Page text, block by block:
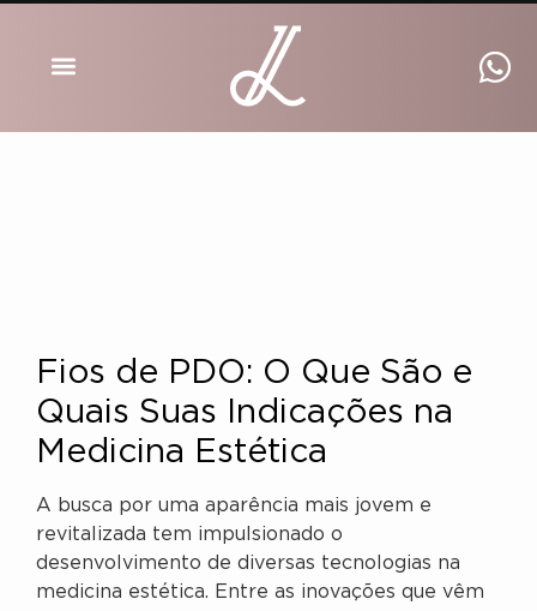
Fios de PDO: O Que São e
Quais Suas Indicações na
Medicina Estética
A busca por uma aparência mais jovem e
revitalizada tem impulsionado o
desenvolvimento de diversas tecnologias na
medicina estética. Entre as inovações que vêm